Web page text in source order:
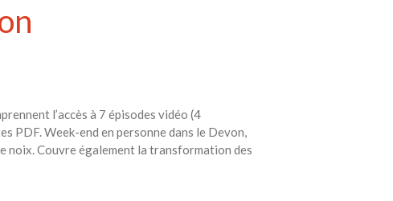
l’accès à 7 épisodes vidéo (4
PDF. Week-end en personne dans le Devon,
noix. Couvre également la transformation des